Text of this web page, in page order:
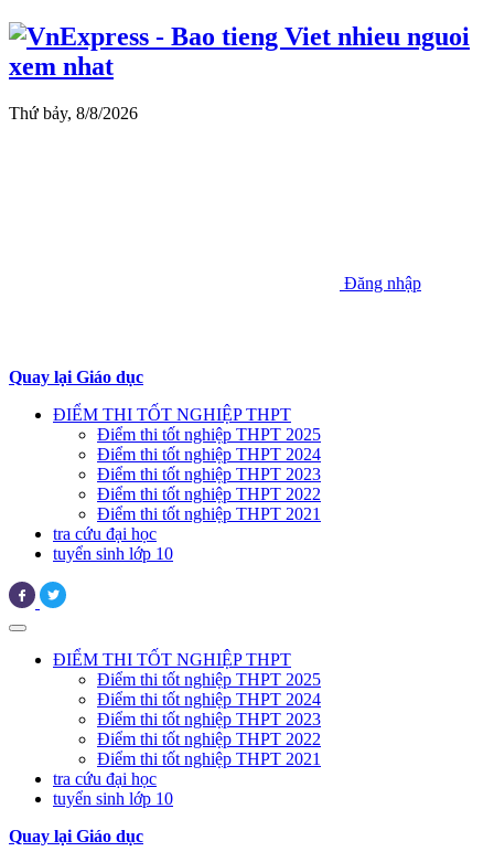
Thứ bảy, 8/8/2026
Đăng nhập
Quay lại Giáo dục
ĐIỂM THI TỐT NGHIỆP THPT
Điểm thi tốt nghiệp THPT 2025
Điểm thi tốt nghiệp THPT 2024
Điểm thi tốt nghiệp THPT 2023
Điểm thi tốt nghiệp THPT 2022
Điểm thi tốt nghiệp THPT 2021
tra cứu đại học
tuyển sinh lớp 10
ĐIỂM THI TỐT NGHIỆP THPT
Điểm thi tốt nghiệp THPT 2025
Điểm thi tốt nghiệp THPT 2024
Điểm thi tốt nghiệp THPT 2023
Điểm thi tốt nghiệp THPT 2022
Điểm thi tốt nghiệp THPT 2021
tra cứu đại học
tuyển sinh lớp 10
Quay lại Giáo dục